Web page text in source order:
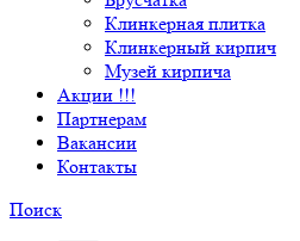
Клинкерная плитка
Клинкерный кирпич
Музей кирпича
Акции !!!
Партнерам
Вакансии
Контакты
Поиск